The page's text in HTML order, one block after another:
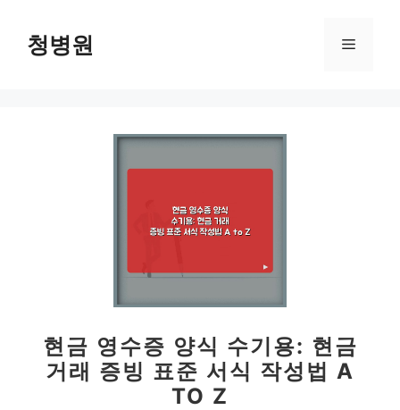
청병원 메
현금 영수증 양식 수기용: 현금
거래 증빙 표준 서식 작성법 A
TO Z